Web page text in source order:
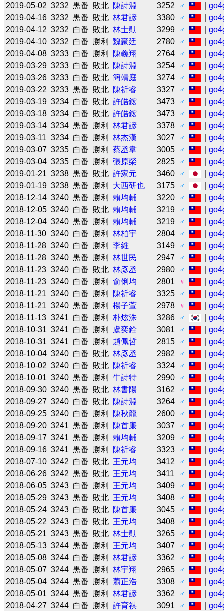
2019-05-02 3232 黒番 敗北 陳詩淵 3252 ♂ |
2019-04-16 3232 黒番 敗北 林君諺 3380 ♂ |
2019-04-12 3232 白番 敗北 林士勛 3299 ♂ |
2019-04-10 3232 白番 勝利 魏豪廷 2780 ♂ |
2019-04-08 3233 白番 勝利 陳義翔 2764 ♂ |
2019-03-29 3233 白番 敗北 陳詩淵 3254 ♂ |
2019-03-26 3233 白番 敗北 簡靖庭 3274 ♂ |
2019-03-22 3233 黒番 敗北 陳祈睿 3327 ♂ |
2019-03-19 3234 白番 敗北 許皓鋐 3473 ♂ |
2019-03-18 3234 白番 敗北 許皓鋐 3473 ♂ |
2019-03-14 3234 黒番 勝利 林君諺 3378 ♂ |
2019-03-11 3234 白番 勝利 林杰漢 3027 ♂ |
2019-03-07 3235 白番 勝利 蔡丞韋 3005 ♂ |
2019-03-04 3235 白番 勝利 張原榮 2825 ♂ |
2019-01-21 3238 黒番 敗北 許家元 3460 ♂ |
2019-01-19 3238 黒番 勝利 大西研也 3175 ♂ |
2018-12-14 3240 黒番 勝利 賴均輔 3220 ♂ |
2018-12-05 3240 白番 敗北 賴均輔 3219 ♂ |
2018-12-04 3240 黒番 勝利 賴均輔 3219 ♂ |
2018-11-30 3240 白番 勝利 林柏宇 2804 ♂ |
2018-11-28 3240 白番 勝利 李維 3149 ♂ |
2018-11-28 3240 黒番 勝利 林世民 2947 ♂ |
2018-11-23 3240 白番 敗北 林彥丞 2980 ♂ |
2018-11-23 3240 白番 勝利 俞俐均 2801 ♀ |
2018-11-21 3240 白番 勝利 陳祈睿 3325 ♂ |
2018-11-21 3240 黒番 勝利 楊子萱 2978 ♀ |
2018-11-13 3241 白番 勝利 朴炫洙 3286 ♂ |
2018-10-31 3241 白番 勝利 盧奕銓 3081 ♂ |
2018-10-31 3241 白番 勝利 趙佩哲 2815 ♂ |
2018-10-04 3240 白番 敗北 林彥丞 2982 ♂ |
2018-10-02 3240 白番 敗北 陳祈睿 3324 ♂ |
2018-10-01 3240 黒番 勝利 牛詩特 2990 ♂ |
2018-09-30 3240 黒番 敗北 林書陽 3162 ♂ |
2018-09-27 3240 白番 敗北 陳詩淵 3264 ♂ |
2018-09-25 3240 白番 勝利 陳秋龍 2600 ♂ |
2018-09-20 3241 黒番 勝利 陳首廉 3037 ♂ |
2018-09-17 3241 黒番 勝利 賴均輔 3209 ♂ |
2018-09-16 3241 黒番 勝利 陳祈睿 3323 ♂ |
2018-07-10 3242 白番 敗北 王元均 3412 ♂ |
2018-06-26 3242 黒番 敗北 王元均 3411 ♂ |
2018-06-05 3243 白番 勝利 王元均 3409 ♂ |
2018-05-29 3243 黒番 敗北 王元均 3408 ♂ |
2018-05-24 3243 白番 敗北 陳首廉 3045 ♂ |
2018-05-22 3243 白番 敗北 王元均 3408 ♂ |
2018-05-21 3243 黒番 敗北 林士勛 3265 ♂ |
2018-05-13 3244 黒番 勝利 王元均 3407 ♂ |
2018-05-08 3244 白番 勝利 林君諺 3362 ♂ |
2018-05-07 3244 黒番 勝利 林宇翔 2965 ♂ |
2018-05-04 3244 黒番 勝利 蕭正浩 3308 ♂ |
2018-05-01 3244 黒番 勝利 林君諺 3362 ♂ |
2018-04-27 3244 白番 勝利 許育祺 3091 ♂ |